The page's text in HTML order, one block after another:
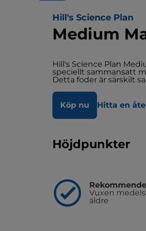
Hill's Science Plan
Medium
Hill's Science Plan
speciellt sammansatt
Detta foder är särskilt
Köp nu Hitta en
Höjdpunkter
Vuxen
äldre